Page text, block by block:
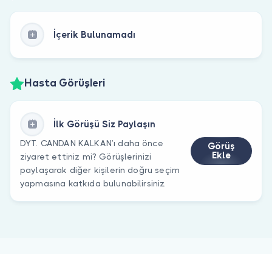
İçerik Bulunamadı
Hasta Görüşleri
İlk Görüşü Siz Paylaşın
DYT. CANDAN KALKAN’ı daha önce
ziyaret ettiniz mi? Görüşlerinizi
paylaşarak diğer kişilerin doğru seçim
yapmasına katkıda bulunabilirsiniz.
Görüş
Ekle